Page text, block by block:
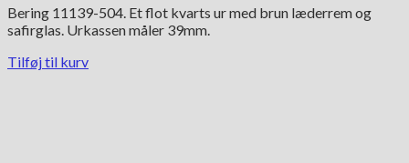
Bering 11139-504. Et flot kvarts ur med brun læderrem og
safirglas. Urkassen måler 39mm.
Tilføj til kurv